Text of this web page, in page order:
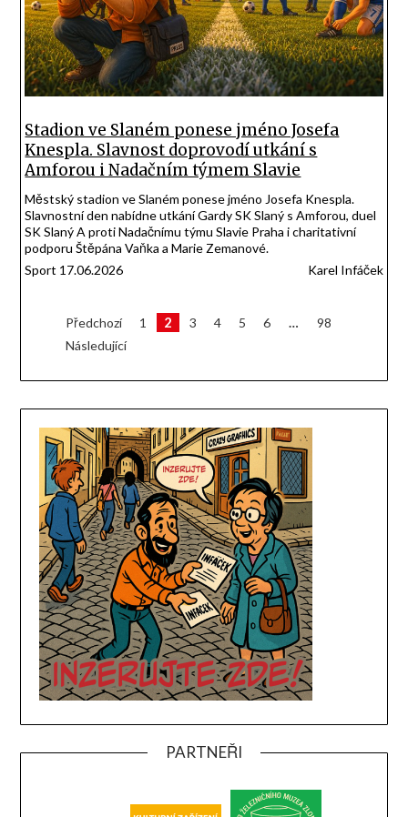
Stadion ve Slaném ponese jméno Josefa
Knespla. Slavnost doprovodí utkání s
Amforou i Nadačním týmem Slavie
Městský stadion ve Slaném ponese jméno Josefa Knespla.
Slavnostní den nabídne utkání Gardy SK Slaný s Amforou, duel
SK Slaný A proti Nadačnímu týmu Slavie Praha i charitativní
podporu Štěpána Vaňka a Marie Zemanové.
Sport 17.06.2026
Karel Infáček
Stránkování
příspěvků
Předchozí 1 2 3 4 5 6 …
98
Následující
PARTNEŘI